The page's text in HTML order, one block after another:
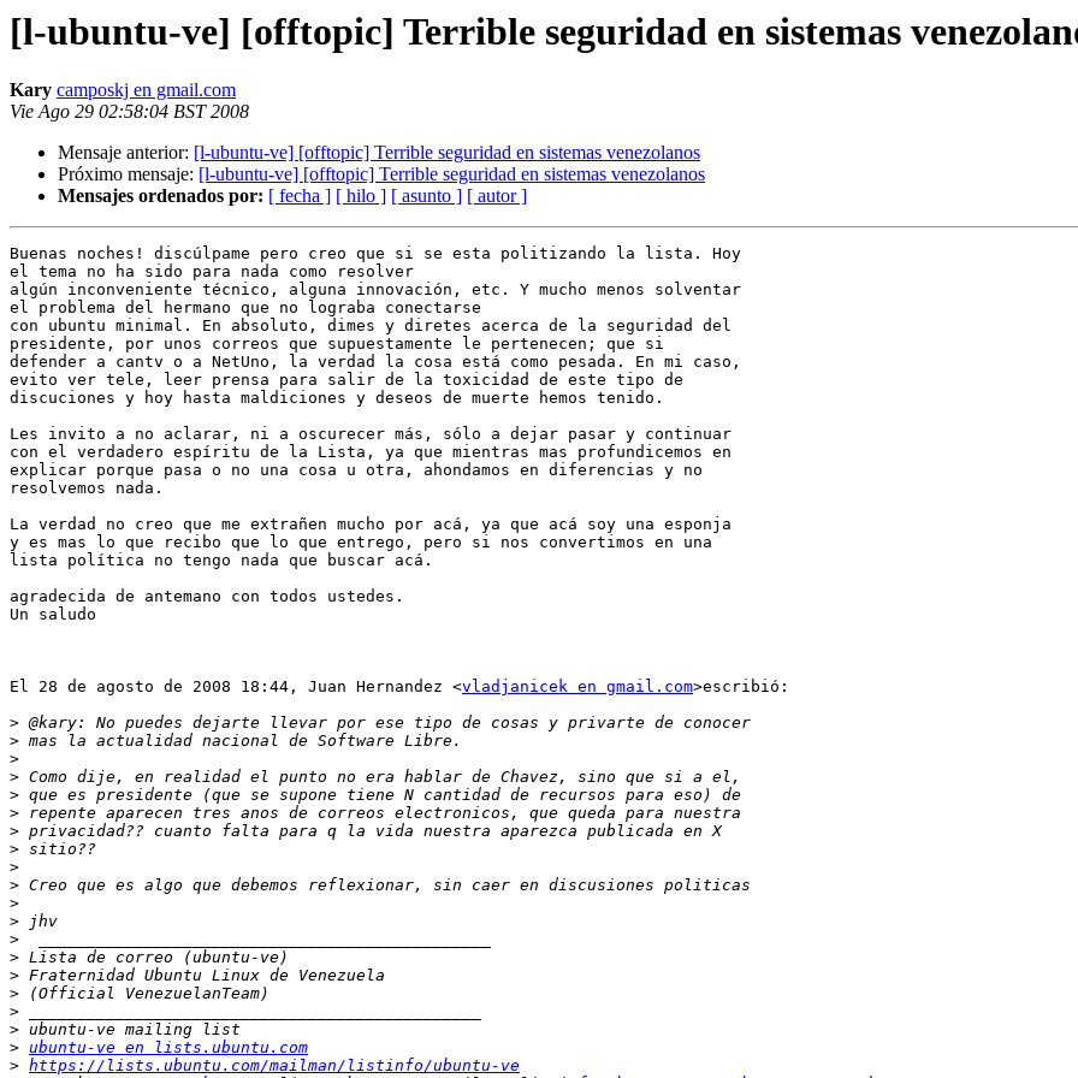
[l-ubuntu-ve] [offtopic] Terrible seguridad en sistemas
Kary camposkj en gmail.com
Vie Ago 29 02:58:04 BST 2008
Mensaje anterior: [l-ubuntu-ve] [offtopic] Terrible seguridad en sistemas venezolanos
Próximo mensaje: [l-ubuntu-ve] [offtopic] Terrible seguridad en sistemas venezolanos
Mensajes ordenados por: [ fecha ] [ hilo ] [ asunto ] [ autor ]
Buenas noches! discúlpame pero creo que si se esta politizando la lista. Hoy
el tema no ha sido para nada como resolver
algún inconveniente técnico, alguna innovación, etc. Y mucho menos solventar
el problema del hermano que no lograba conectarse
con ubuntu minimal. En absoluto, dimes y diretes acerca de la seguridad del
presidente, por unos correos que supuestamente le pertenecen; que si
defender a cantv o a NetUno, la verdad la cosa está como pesada. En mi caso,
evito ver tele, leer prensa para salir de la toxicidad de este tipo de
discuciones y hoy hasta maldiciones y deseos de muerte hemos tenido.
Les invito a no aclarar, ni a oscurecer más, sólo a dejar pasar y continuar
con el verdadero espíritu de la Lista, ya que mientras mas profundicemos en
explicar porque pasa o no una cosa u otra, ahondamos en diferencias y no
resolvemos nada.
La verdad no creo que me extrañen mucho por acá, ya que acá soy una esponja
y es mas lo que recibo que lo que entrego, pero si nos convertimos en una
lista política no tengo nada que buscar acá.
agradecida de antemano con todos ustedes.
Un saludo
El 28 de agosto de 2008 18:44, Juan Hernandez <vladjanicek en gmail.com>escribió:
>
>
>
>
>
>
>
>
>
>
>
>
>
>
>
>
>
>
> ubuntu-ve en lists.ubuntu.com
> https://lists.ubuntu.com/mailman/listinfo/ubuntu-ve